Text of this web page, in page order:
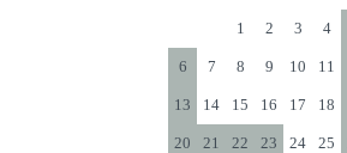
1 2 3 4
6 7 8 9 10 11
13 14 15 16 17 18
20 21 22 23 24 25